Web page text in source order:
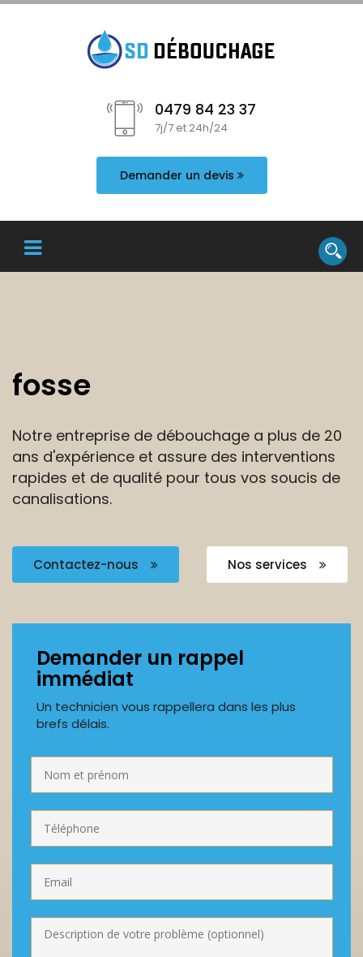
0479 84 23 37
7j/7 et 24h/24
Demander un devis
fosse
Notre entreprise de débouchage a plus de 20
ans d'expérience et assure des interventions
rapides et de qualité pour tous vos soucis de
canalisations.
Contactez-nous Nos services
Demander un rappel
immédiat
Un technicien vous rappellera dans les plus
brefs délais.